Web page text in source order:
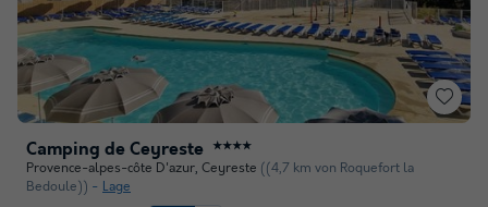
Camping de Ceyreste ★★★★
Provence-alpes-côte D'azur, Ceyreste ((4,7 km von Roquefort la
Bedoule))
Lage